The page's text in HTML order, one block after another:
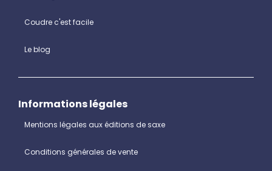
Coudre c'est facile
Le blog
Informations légales
Mentions légales aux éditions de saxe
Conditions générales de vente